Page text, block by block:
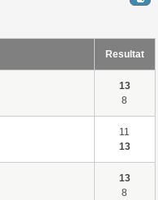
Resultat
13
8
11
13
13
8